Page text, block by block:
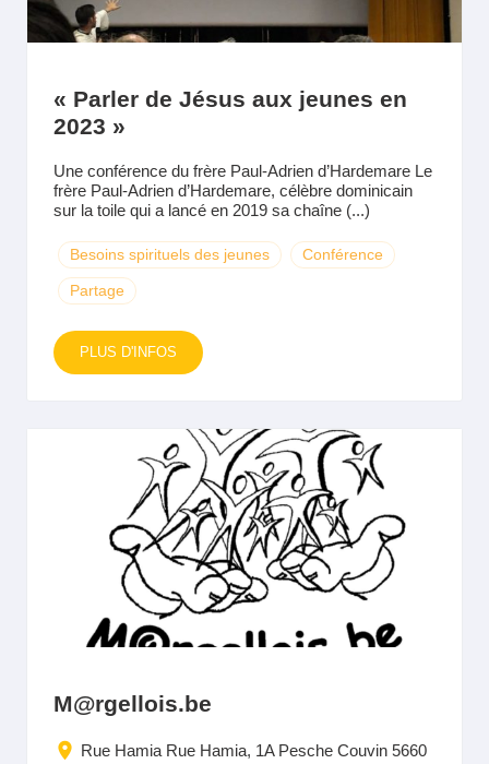
« Parler de Jésus aux jeunes en
2023 »
Une conférence du frère Paul-Adrien d’Hardemare Le
frère Paul-Adrien d’Hardemare, célèbre dominicain
sur la toile qui a lancé en 2019 sa chaîne (...)
Besoins spirituels des jeunes Conférence
Partage
PLUS D'INFOS
M@rgellois.be
Rue Hamia Rue Hamia, 1A Pesche Couvin 5660